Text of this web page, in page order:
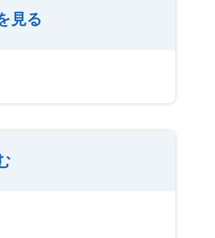
見る